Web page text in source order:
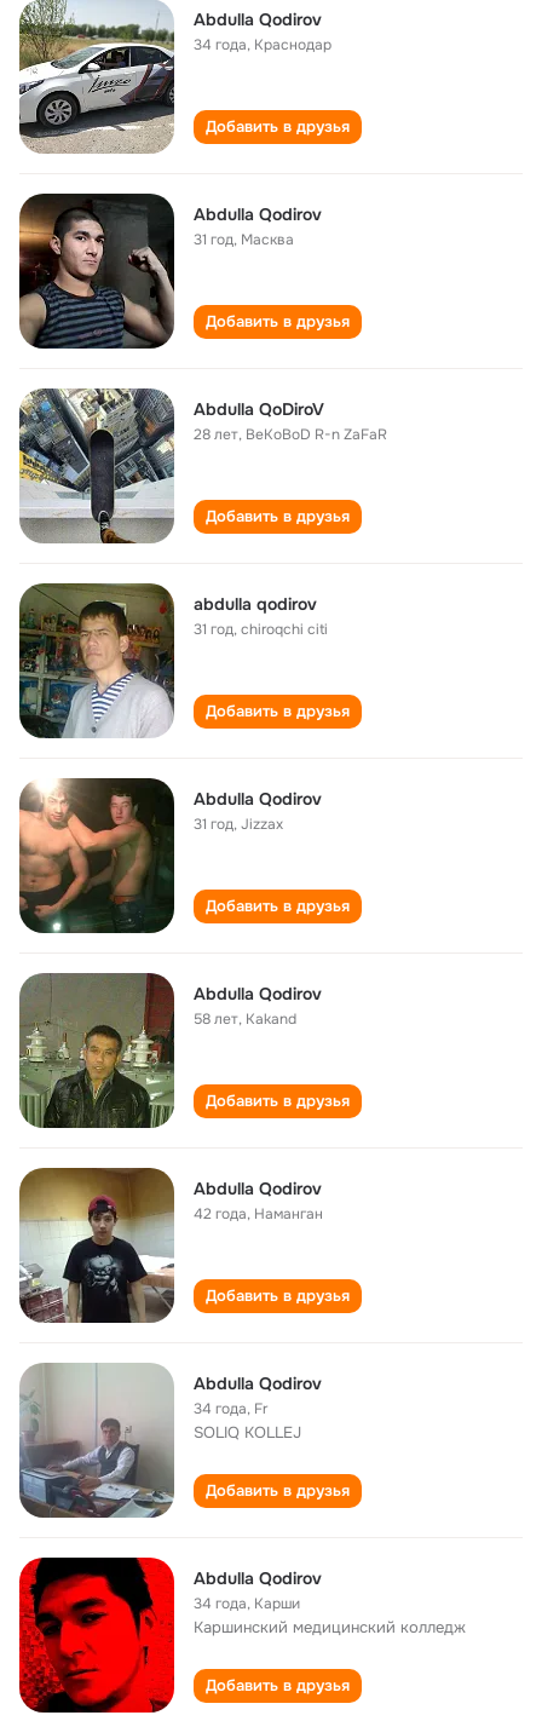
Abdulla Qodirov
34 года, Краснодар
Добавить в друзья
Abdulla Qodirov
31 год, Масква
Добавить в друзья
Abdulla QoDiroV
28 лет, BeKoBoD R-n ZaFaR
Добавить в друзья
abdulla qodirov
31 год,chiroqchi citi
Добавить в друзья
Abdulla Qodirov
31 год,Jizzax
Добавить в друзья
Abdulla Qodirov
58 лет, Kakand
Добавить в друзья
Abdulla Qodirov
42 года, Наманган
Добавить в друзья
Abdulla Qodirov
34 года, Fr
SOLIQ KOLLEJ
Добавить в друзья
Abdulla Qodirov
34 года, Карши
Каршинский медицинский колледж
Добавить в друзья